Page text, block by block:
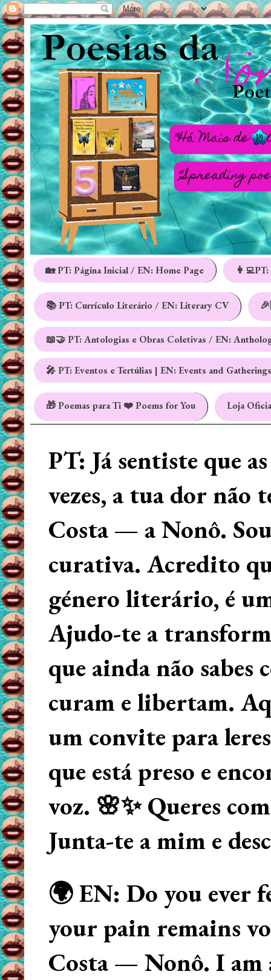
🏡 PT: Página Inicial / EN: Home Page
📚 PT: Currículo Literário / EN: Literary CV
📖🤝 PT: Antologias e Obras Coletivas / EN:
🎤 PT: Eventos e Tertúlias | EN: Events and Gatherings
🎁 Poemas para Ti ❤️ Poems for You Loja
PT: Já sentiste que
vezes, a tua dor não
Costa — a Nonô.
curativa. Acredito
género literário, é
Ajudo-te a
que ainda não
curam e libertam.
um convite para
que está preso e
voz. 🌸✨ Queres
Junta-te a mim e
🌍 EN: Do you ever
your pain remains
Costa — Nonô. I am